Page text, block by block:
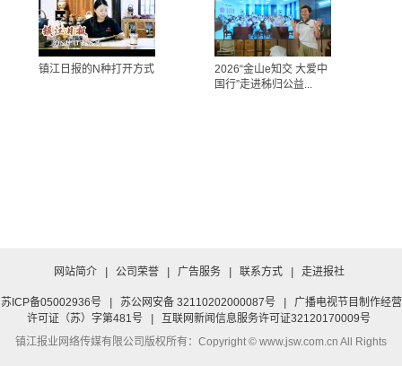
镇江日报的N种打开方式
2026“金山e知交 大爱中
国行”走进秭归公益...
网站简介 | 公司荣誉 | 广告服务 | 联系方式 | 走进报社
苏ICP备05002936号 | 苏公网安备 32110202000087号 |
广播电视节目制作经营
许可证（苏）字第481号
|
互联网新闻信息服务许可证32120170009号
镇江报业网络传媒有限公司版权所有：Copyright © www.jsw.com.cn All Rights